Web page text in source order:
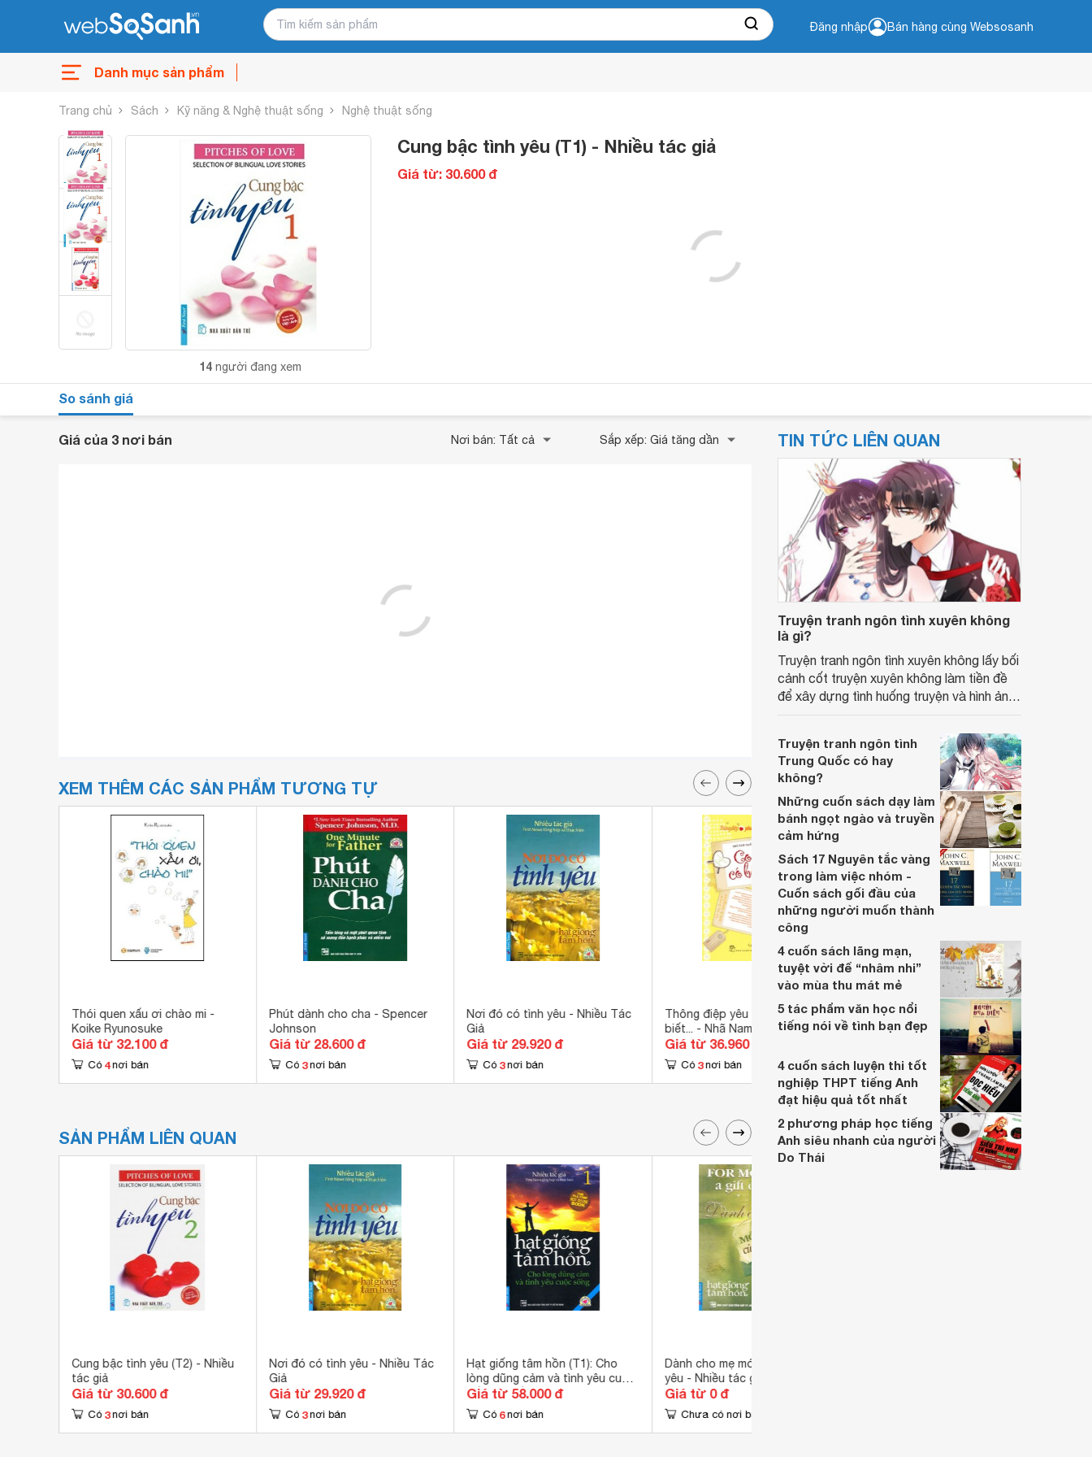
Đăng nhập Bán hàng cùng Websosanh
Danh mục sản phẩm
Trang chủ Sách Kỹ năng & Nghệ thuật sống Nghệ thuật sống
14 người đang xem
Cung bậc tình yêu (T1) - Nhiều tác giả
Giá từ: 30.600 đ
So sánh giá
Giá của 3 nơi bán Nơi bán: Tất cả Sắp xếp: Giá tăng dần
XEM THÊM CÁC SẢN PHẨM TƯƠNG TỰ
Thói quen xấu ơi chào mi -
Koike Ryunosuke
Giá từ 32.100 đ
Có 4 nơi bán
Phút dành cho cha - Spencer
Johnson
Giá từ 28.600 đ
Có 3 nơi bán
Nơi đó có tình yêu - Nhiều Tác
Giả
Giá từ 29.920 đ
Có 3 nơi bán
Thông điệp yêu thương: Con có
biết... - Nhã Nam (Tuyển chọn).
Giá từ 36.960 đ
Có 3 nơi bán
Thói quen xấu ơi chào mi -
Koike Ryunosuke
Giá từ 32.100 đ
Có 4 nơi bán
SẢN PHẨM LIÊN QUAN
Cung bậc tình yêu (T2) - Nhiều
tác giả
Giá từ 30.600 đ
Có 3 nơi bán
Nơi đó có tình yêu - Nhiều Tác
Giả
Giá từ 29.920 đ
Có 3 nơi bán
Hạt giống tâm hồn (T1): Cho
lòng dũng cảm và tình yêu cuộc
sống - Nhiều tác giả
Giá từ 58.000 đ
Có 6 nơi bán
Dành cho mẹ món quà của tình
yêu - Nhiều tác giả
Giá từ 0 đ
Chưa có nơi bán
TIN TỨC LIÊN QUAN
Truyện tranh ngôn tình xuyên không
là gì?
Truyện tranh ngôn tình xuyên không lấy bối
cảnh cốt truyện xuyên không làm tiền đề
để xây dựng tình huống truyện và hình ảnh
Truyện tranh ngôn tình
Trung Quốc có hay
không?
Những cuốn sách dạy làm
bánh ngọt ngào và truyền
cảm hứng
Sách 17 Nguyên tắc vàng
trong làm việc nhóm -
Cuốn sách gối đầu của
những người muốn thành
công
4 cuốn sách lãng mạn,
tuyệt vời để “nhâm nhi”
vào mùa thu mát mẻ
5 tác phẩm văn học nổi
tiếng nói về tình bạn đẹp
4 cuốn sách luyện thi tốt
nghiệp THPT tiếng Anh
đạt hiệu quả tốt nhất
2 phương pháp học tiếng
Anh siêu nhanh của người
Do Thái